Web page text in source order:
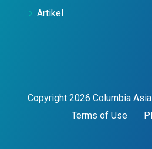
Artikel
Copyright 2026 Columbia
Terms of Use